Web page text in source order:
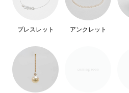
ブレスレット アンクレット